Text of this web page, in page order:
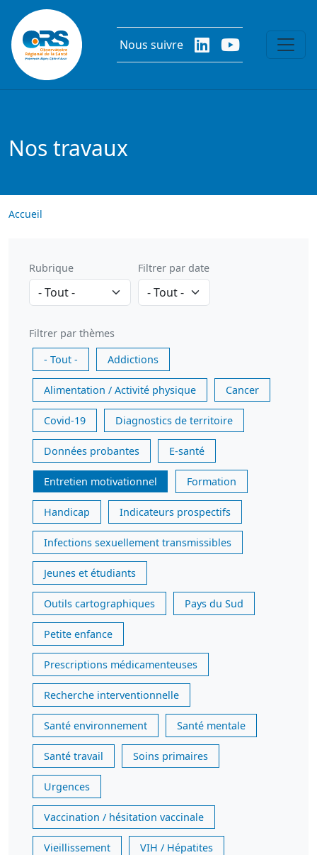
Aller au contenu principal
Nous suivre
Nos travaux
Accueil
Rubrique Filtrer par date
Filtrer par thèmes
- Tout -
Addictions
Alimentation / Activité physique Cancer
Covid-19 Diagnostics de territoire
Données probantes E-santé
Entretien motivationnel Formation
Handicap Indicateurs prospectifs
Infections sexuellement transmissibles
Jeunes et étudiants
Outils cartographiques Pays du Sud
Petite enfance
Prescriptions médicamenteuses
Recherche interventionnelle
Santé environnement Santé mentale
Santé travail Soins primaires
Urgences
Vaccination / hésitation vaccinale
Vieillissement VIH / Hépatites